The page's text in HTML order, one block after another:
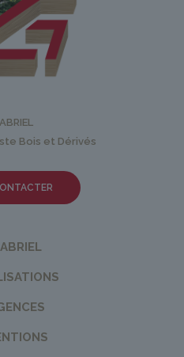
Bois et Dérivés